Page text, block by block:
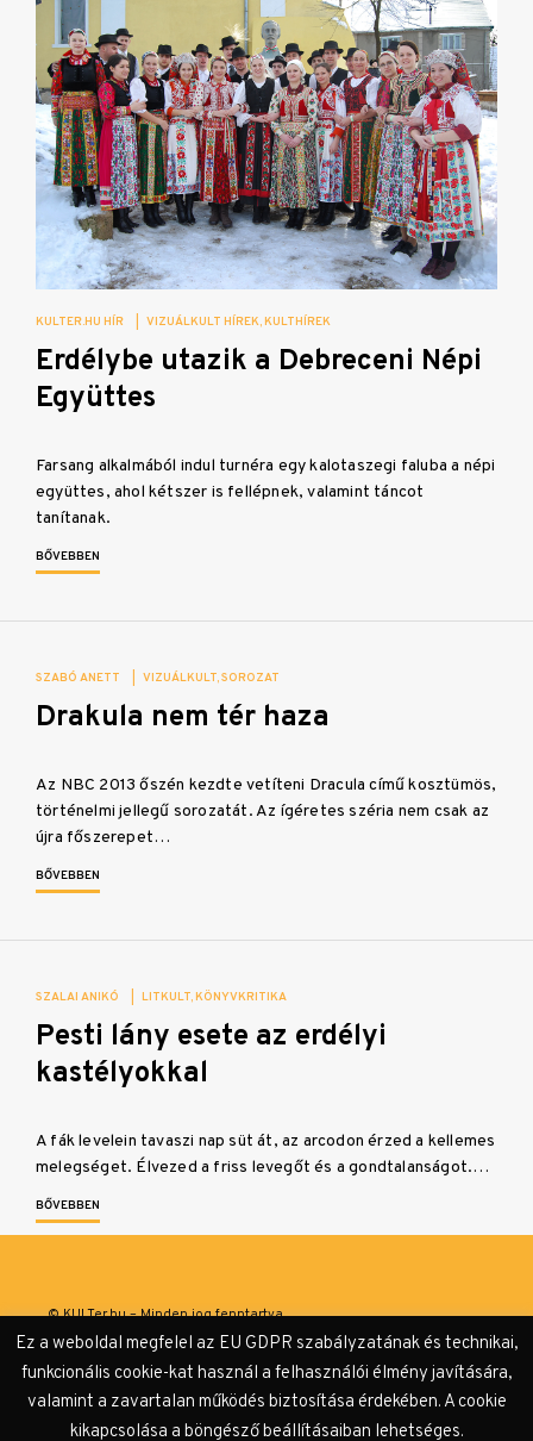
KULTER.HU HÍR VIZUÁLKULT HÍREK KULTHÍREK
Erdélybe utazik a Debreceni Népi
Együttes
Farsang alkalmából indul turnéra egy kalotaszegi faluba a népi
együttes, ahol kétszer is fellépnek, valamint táncot
tanítanak.
BŐVEBBEN
SZABÓ ANETT VIZUÁLKULT SOROZAT
Drakula nem tér haza
Az NBC 2013 őszén kezdte vetíteni Dracula című kosztümös,
történelmi jellegű sorozatát. Az ígéretes széria nem csak az
újra főszerepet…
BŐVEBBEN
SZALAI ANIKÓ LITKULT KÖNYVKRITIKA
Pesti lány esete az erdélyi
kastélyokkal
A fák levelein tavaszi nap süt át, az arcodon érzed a kellemes
melegséget. Élvezed a friss levegőt és a gondtalanságot.…
BŐVEBBEN
© KULTer.hu – Minden jog fenntartva
Adatvédelmi tájékoztató
Ez a weboldal megfelel az EU GDPR szabályzatának és technikai,
funkcionális cookie-kat használ a felhasználói élmény javítására,
valamint a zavartalan működés biztosítása érdekében. A cookie
kikapcsolása a böngésző beállításaiban lehetséges.